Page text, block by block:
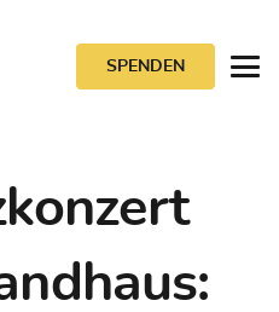
SPENDEN